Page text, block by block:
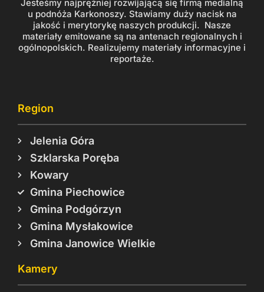
Jesteśmy najprężniej rozwijającą się firmą medialną
u podnóża Karkonoszy. Stawiamy duży nacisk na
jakość i merytorykę naszych produkcji. Nasze
materiały emitowane są na antenach regionalnych i
ogólnopolskich. Realizujemy materiały informacyjne i
reportaże.
Region
Jelenia Góra
Szklarska Poręba
Kowary
Gmina Piechowice
Gmina Podgórzyn
Gmina Mysłakowice
Gmina Janowice Wielkie
Kamery